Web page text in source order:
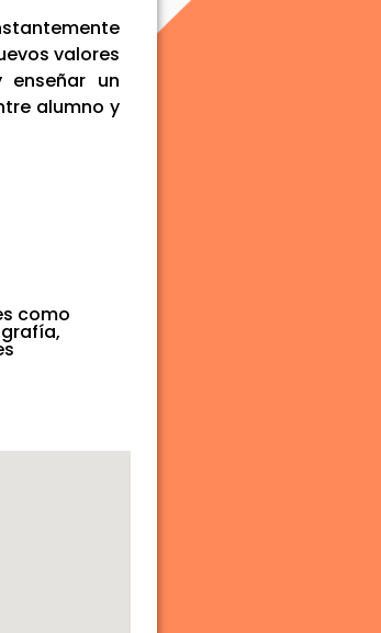
valores
enseñar un
alumno y
como